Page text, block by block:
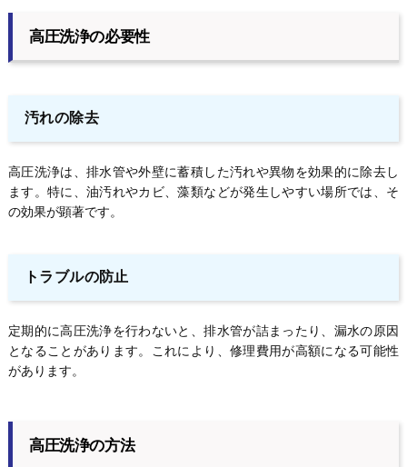
高圧洗浄の必要性
汚れの除去
高圧洗浄は、排水管や外壁に蓄積した汚れや異物を効果的に除去し
ます。特に、油汚れやカビ、藻類などが発生しやすい場所では、そ
の効果が顕著です。
トラブルの防止
定期的に高圧洗浄を行わないと、排水管が詰まったり、漏水の原因
となることがあります。これにより、修理費用が高額になる可能性
があります。
高圧洗浄の方法